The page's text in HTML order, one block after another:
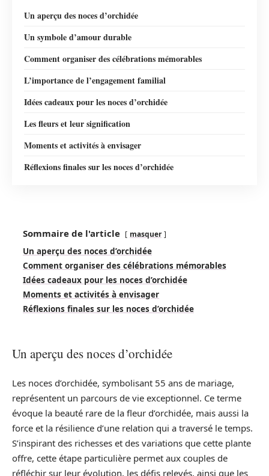
Un aperçu des noces d’orchidée
Un symbole d’amour durable
Comment organiser des célébrations mémorables
L’importance de l’engagement familial
Idées cadeaux pour les noces d’orchidée
Les fleurs et leur signification
Moments et activités à envisager
Réflexions finales sur les noces d’orchidée
Sommaire de l'article masquer
Un aperçu des noces d’orchidée
Comment organiser des célébrations mémorables
Idées cadeaux pour les noces d’orchidée
Moments et activités à envisager
Réflexions finales sur les noces d’orchidée
Un aperçu des noces d’orchidée
Les noces d’orchidée, symbolisant 55 ans de mariage,
représentent un parcours de vie exceptionnel. Ce terme
évoque la beauté rare de la fleur d’orchidée, mais aussi la
force et la résilience d’une relation qui a traversé le temps.
S’inspirant des richesses et des variations que cette plante
offre, cette étape particulière permet aux couples de
réfléchir sur leur évolution, les défis relevés, ainsi que les